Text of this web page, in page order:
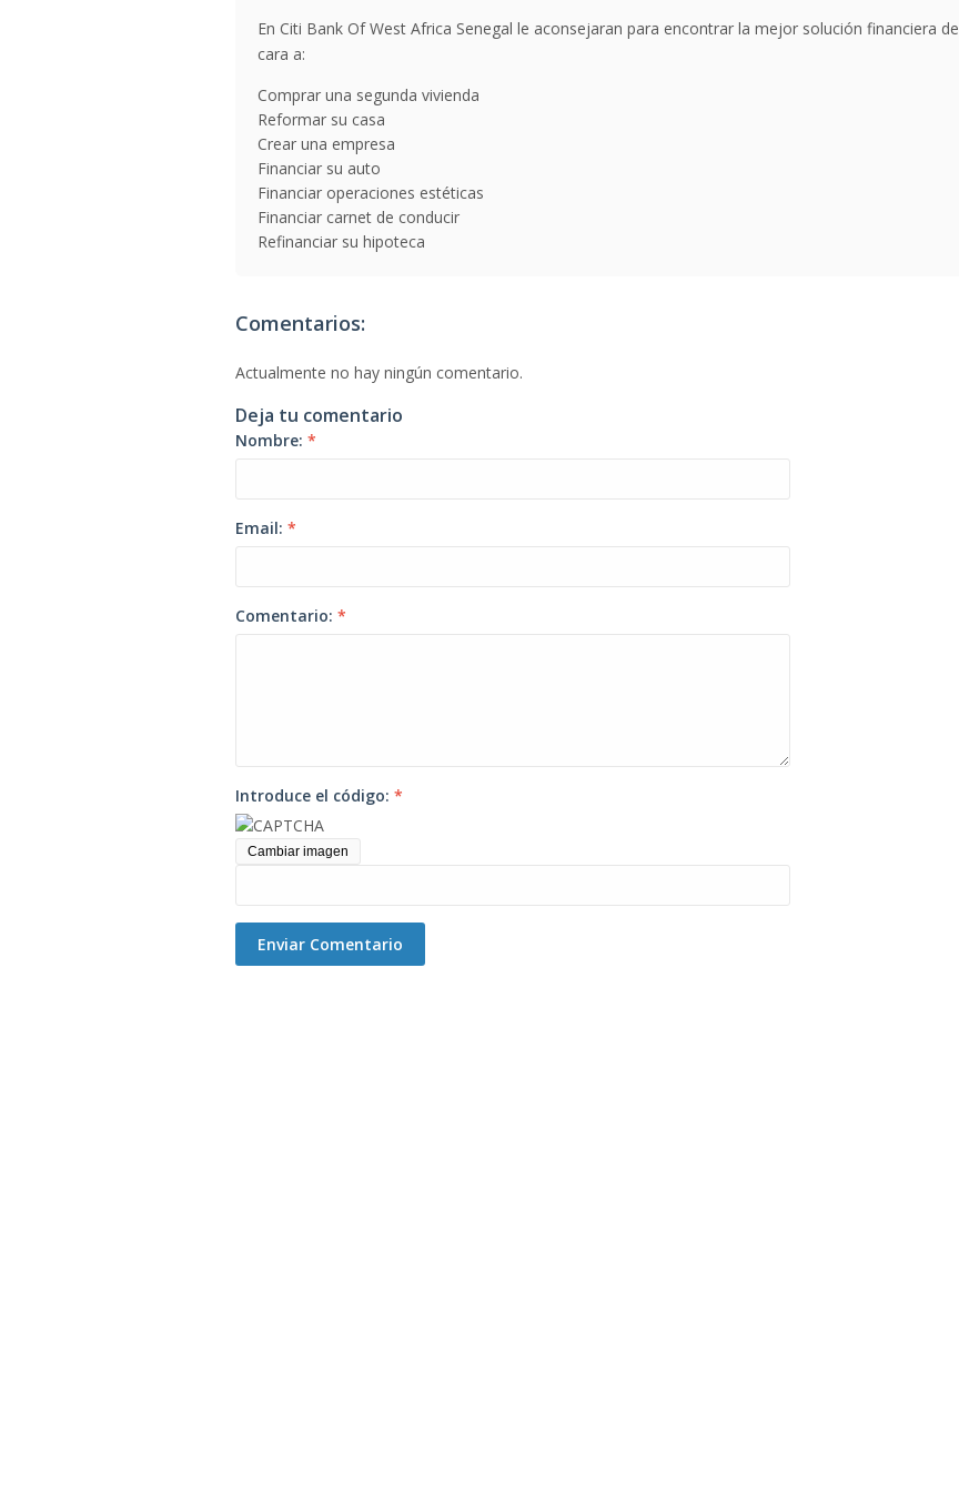
En Citi Bank Of West Africa Senegal le aconsejaran para encontrar la mejor solución financiera de
cara a:
Comprar una segunda vivienda
Reformar su casa
Crear una empresa
Financiar su auto
Financiar operaciones estéticas
Financiar carnet de conducir
Refinanciar su hipoteca
Comentarios:
Actualmente no hay ningún comentario.
Deja tu comentario
Nombre: *
Email: *
Comentario: *
Introduce el código: *
Cambiar imagen
Enviar Comentario